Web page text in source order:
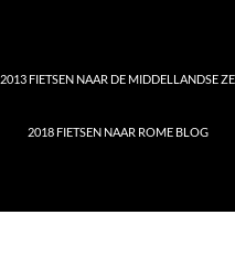
2013 FIETSEN NAAR DE MIDDELLANDSE
2018 FIETSEN NAAR ROME BLOG